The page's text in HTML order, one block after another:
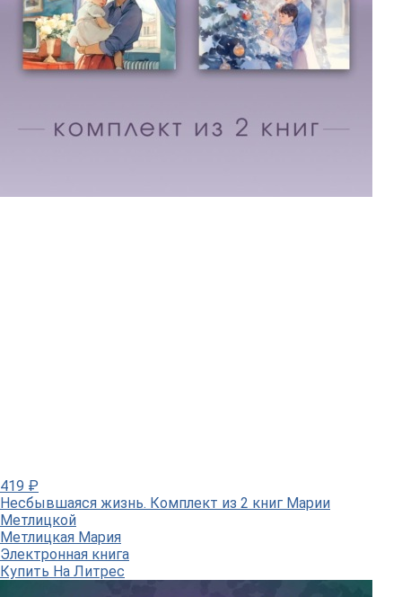
419 ₽
Несбывшаяся жизнь. Комплект из 2 книг Марии
Метлицкой
Метлицкая Мария
Электронная книга
Купить На Литрес